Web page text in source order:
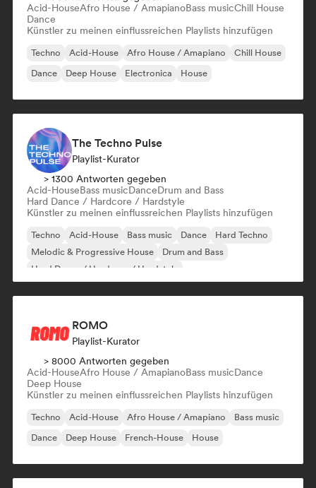
Acid-HouseAfro House / AmapianoBass musicChill House
Dance
Künstler zu meinen einflussreichen Playlists hinzufügen
Techno Acid-House Afro House / Amapiano
Chill House
Dance
Deep House Electronica House
The Techno Pulse
Playlist-Kurator
> 1300 Antworten gegeben
Acid-HouseBass musicDanceDrum and Bass
Hard Dance / Hardcore / Hardstyle
Künstler zu meinen einflussreichen Playlists hinzufügen
Techno Acid-House Bass music Dance
Hard Techno
Melodic & Progressive House
Drum and Bass
Hard Dance / Hardcore / Hardstyle
ROMO
Playlist-Kurator
> 8000 Antworten gegeben
Acid-HouseAfro House / AmapianoBass musicDance
Deep House
Künstler zu meinen einflussreichen Playlists hinzufügen
Techno Acid-House Afro House / Amapiano
Bass music
Dance
Deep House French-House House